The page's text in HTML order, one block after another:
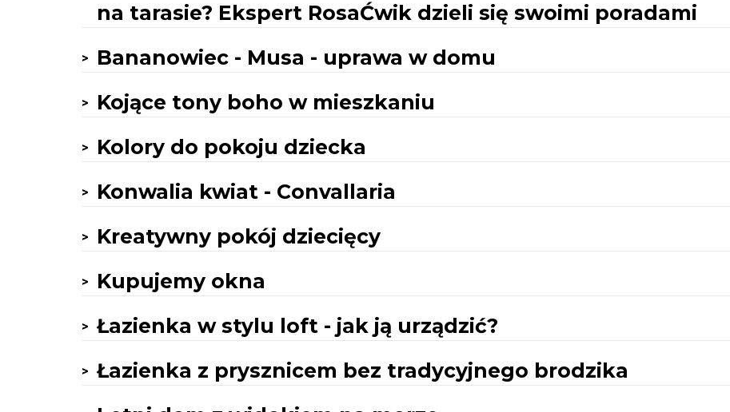
na tarasie? Ekspert RosaĆwik dzieli się swoimi poradami
Bananowiec - Musa - uprawa w domu
Kojące tony boho w mieszkaniu
Kolory do pokoju dziecka
Konwalia kwiat - Convallaria
Kreatywny pokój dziecięcy
Kupujemy okna
Łazienka w stylu loft - jak ją urządzić?
Łazienka z prysznicem bez tradycyjnego brodzika